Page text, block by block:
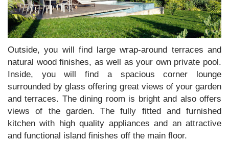
Outside, you will find large wrap-around terraces and
natural wood finishes, as well as your own private pool.
Inside, you will find a spacious corner lounge
surrounded by glass offering great views of your garden
and terraces. The dining room is bright and also offers
views of the garden. The fully fitted and furnished
kitchen with high quality appliances and an attractive
and functional island finishes off the main floor.